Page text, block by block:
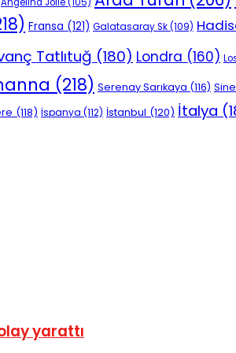
Fransa (121) Galatasaray Sk(109)
Tatlıtuğ (180) Londra (160)
(218) Serenay Sarıkaya (116)
(118) İspanya (112) İstanbul (120) İtalya
yarattı